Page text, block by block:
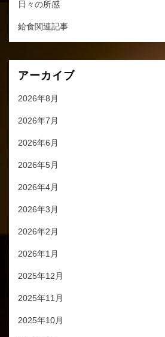
日々の所感
給食関連記事
アーカイブ
2026年8月
2026年7月
2026年6月
2026年5月
2026年4月
2026年3月
2026年2月
2026年1月
2025年12月
2025年11月
2025年10月